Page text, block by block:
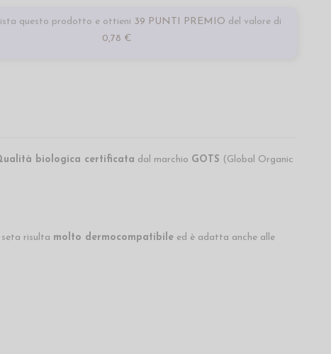
questo prodotto e ottieni 39 PUNTI PREMIO del valore di
0,78 €
biologica certificata dal marchio GOTS (Global Organic
risulta molto dermocompatibileed è adatta anche alle